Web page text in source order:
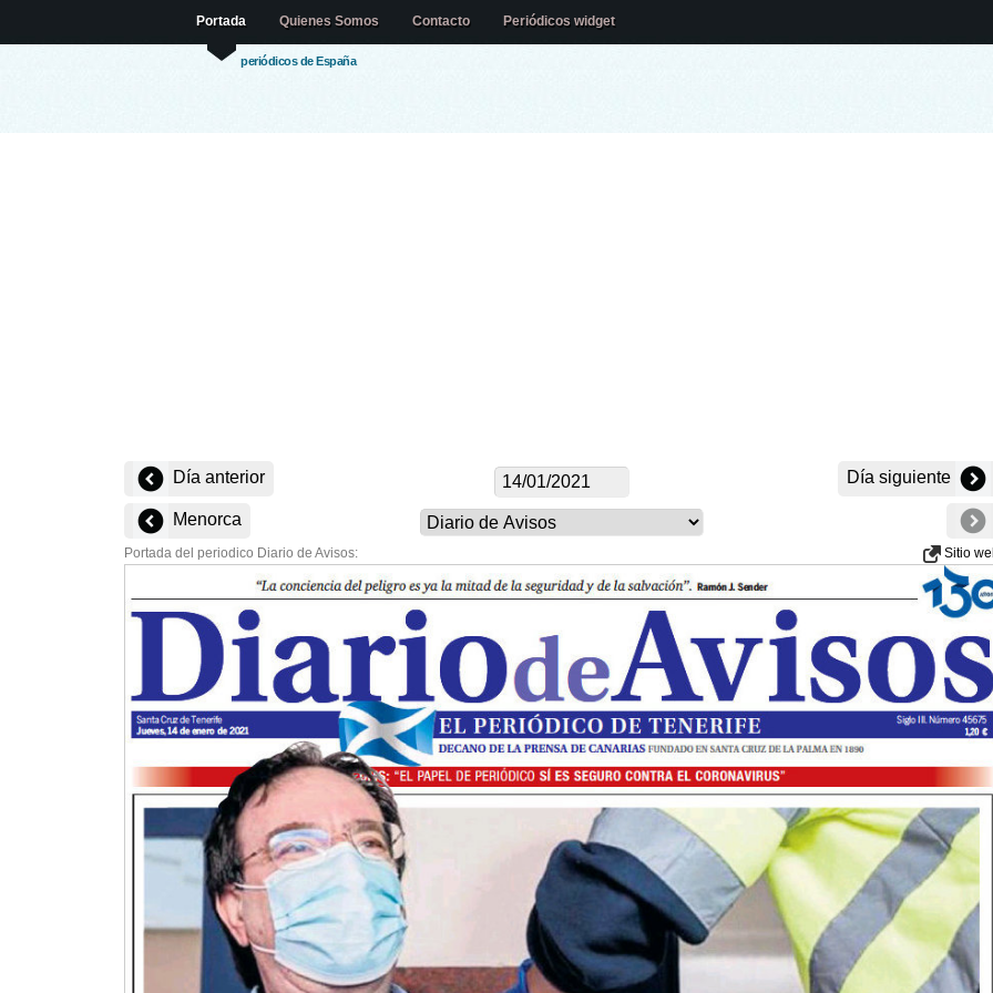
periódicos de España
Portada Quienes Somos Contacto Periódicos widget
Día anterior Día siguiente
Menorca
Portada del periodico Diario de Avisos: Sitio